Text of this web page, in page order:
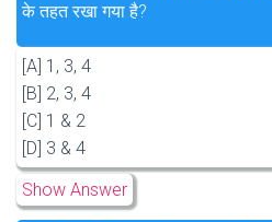
के तहत रखा गया है?
[A] 1, 3, 4
[B] 2, 3, 4
[C] 1 & 2
[D] 3 & 4
Show Answer